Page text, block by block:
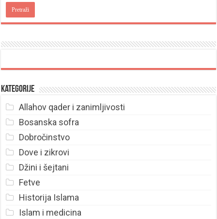
Kategorije
Allahov qader i zanimljivosti
Bosanska sofra
Dobročinstvo
Dove i zikrovi
Džini i šejtani
Fetve
Historija Islama
Islam i medicina